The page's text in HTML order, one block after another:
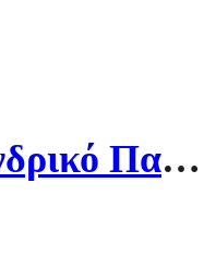
New Balance Ανδρικό Παπούτσι U5748SB Μάυρο